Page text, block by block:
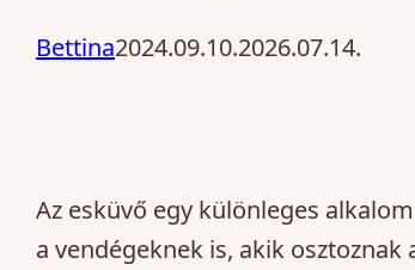
Bettina2024.09.10.2026.07.14.
Az esküvő egy különleges
a vendégeknek is, akik osztoznak